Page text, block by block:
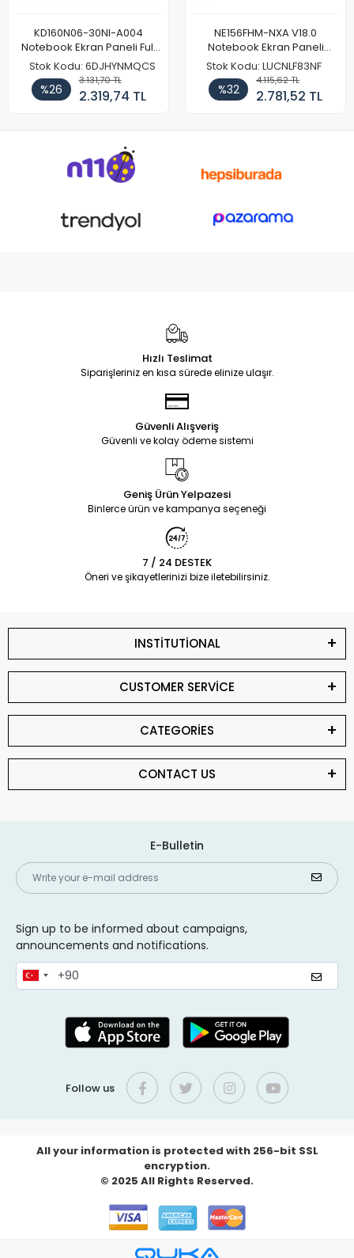
KD160N06-30NI-A004
Notebook Ekran Paneli Full
HD
Stok Kodu: 6DJHYNMQCS
%26
3.131,70 TL
2.319,74 TL
NE156FHM-NXA V18.0
Notebook Ekran Paneli
144Hz
Stok Kodu: LUCNLF83NF
%32
4.115,62 TL
2.781,52 TL
Hızlı Teslimat
Siparişleriniz en kısa sürede elinize ulaşır.
Güvenli Alışveriş
Güvenli ve kolay ödeme sistemi
Geniş Ürün Yelpazesi
Binlerce ürün ve kampanya seçeneği
7 / 24 DESTEK
Öneri ve şikayetlerinizi bize iletebilirsiniz.
INSTİTUTİONAL
CUSTOMER SERVİCE
CATEGORİES
CONTACT US
E-Bulletin
Sign up to be informed about campaigns,
announcements and notifications.
Follow us
All your information is protected with 256-bit SSL
encryption.
© 2025 All Rights Reserved.